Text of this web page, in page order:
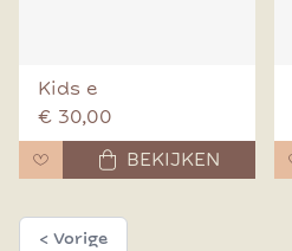
Kids e
€ 30,00
BEKIJKEN
< Vorige